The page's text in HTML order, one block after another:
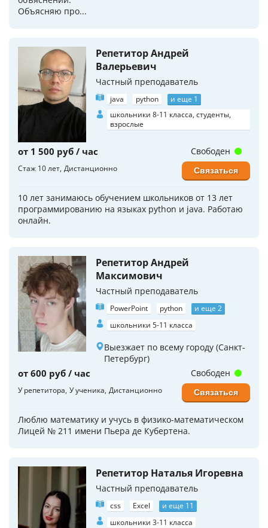
Объясняю про...
Репетитор Андрей
Валерьевич
Частный преподаватель
java python
и еще 1
школьники 8-11 класса, студенты,
взрослые
от 1 500 руб / час
Стаж 10 лет Дистанционно
10 лет занимаюсь обучением школьников от 13 лет
программированию на языках python и java. Работаю
онлайн.
Свободен
Связаться
Репетитор Андрей
Максимович
Частный преподаватель
PowerPoint python
и еще 2
школьники 5-11 класса
Выезжает по всему городу (Санкт-
Петербург)
от 600 руб / час
У репетитора У ученика Дистанционно
Люблю математику и учусь в физико-математическом
Лицей № 211 имени Пьера де Кубертена.
Свободен
Связаться
Репетитор Наталья Игоревна
Частный преподаватель
css Excel
и еще 11
школьники 3-11 класса